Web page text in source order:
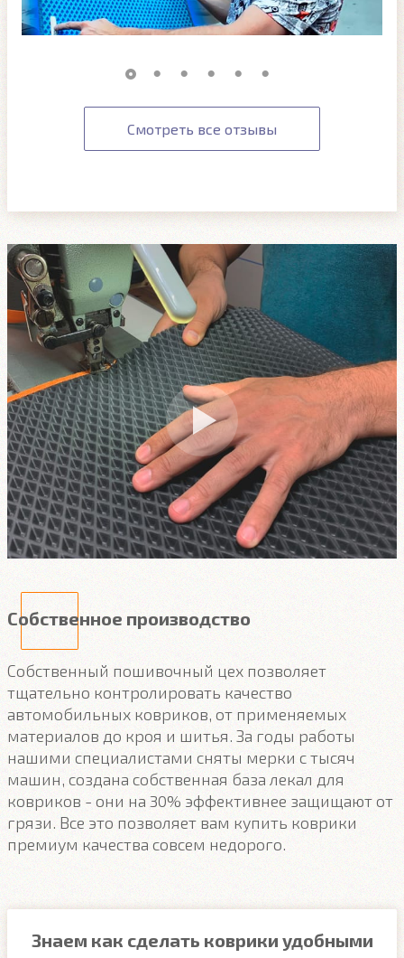
Смотреть все отзывы
Собственное производство
Собственный пошивочный цех позволяет
тщательно контролировать качество
автомобильных ковриков, от применяемых
материалов до кроя и шитья. За годы работы
нашими специалистами сняты мерки с тысяч
машин, создана собственная база лекал для
ковриков - они на 30% эффективнее защищают от
грязи. Все это позволяет вам купить коврики
премиум качества совсем недорого.
Знаем как сделать коврики удобными